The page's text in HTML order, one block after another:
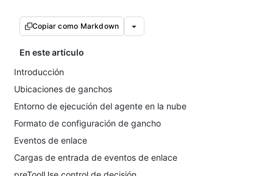
Copiar como Markdown
En este artículo
Introducción
Ubicaciones de ganchos
Entorno de ejecución del agente en la nube
Formato de configuración de gancho
Eventos de enlace
Cargas de entrada de eventos de enlace